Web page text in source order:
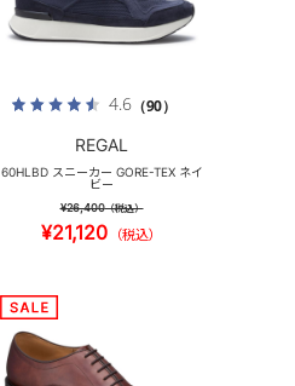
4.6（90）
REGAL
60HLBD スニーカー GORE-TEX ネイ
ビー
¥26,400（税込）
¥21,120 （税込）